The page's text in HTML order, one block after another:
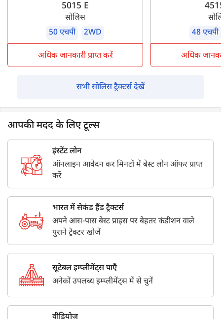
5015 E
सोलिस
50 एचपी
2WD
अधिक जानकारी प्राप्त करें
48 एचपी
अधिक
सभी सोलिस ट्रैक्टर्स देखें
आपकी मदद के लिए टूल्स
इंस्टेंट लोन
ऑनलाइन आवेदन कर मिनटों में बेस्ट लोन ऑफर प्राप्त
करें
भारत में सेकंड हैंड ट्रैक्टर्स
अपने आस-पास बेस्ट प्राइस पर बेहतर कंडीशन वाले
पुराने ट्रैक्टर खोजें
सूटेबल इम्प्लीमेंट्स पाएँ
अनेकों उपलब्ध इम्प्लीमेंट्स में से चुनें